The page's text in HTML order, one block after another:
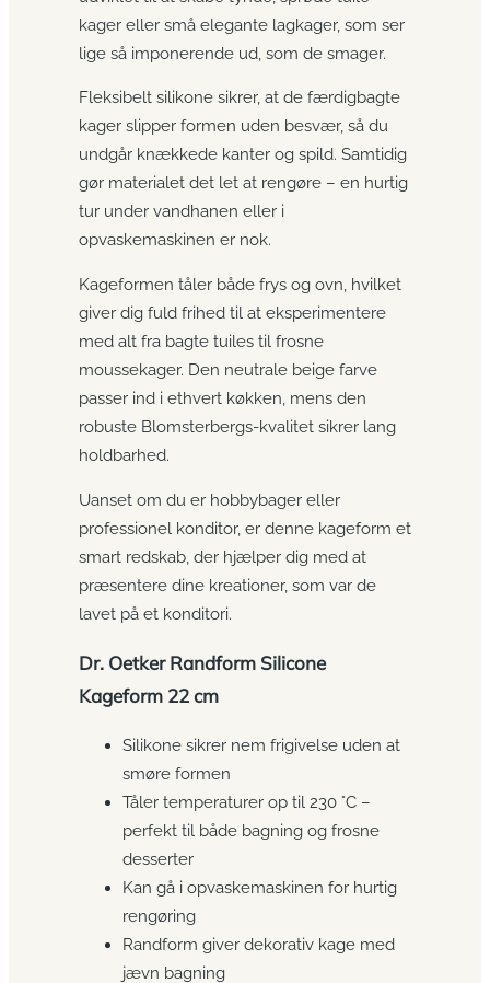
kager eller små elegante lagkager, som ser
lige så imponerende ud, som de smager.
Fleksibelt silikone sikrer, at de færdigbagte
kager slipper formen uden besvær, så du
undgår knækkede kanter og spild. Samtidig
gør materialet det let at rengøre – en hurtig
tur under vandhanen eller i
opvaskemaskinen er nok.
Kageformen tåler både frys og ovn, hvilket
giver dig fuld frihed til at eksperimentere
med alt fra bagte tuiles til frosne
moussekager. Den neutrale beige farve
passer ind i ethvert køkken, mens den
robuste Blomsterbergs-kvalitet sikrer lang
holdbarhed.
Uanset om du er hobbybager eller
professionel konditor, er denne kageform et
smart redskab, der hjælper dig med at
præsentere dine kreationer, som var de
lavet på et konditori.
Dr. Oetker Randform Silicone
Kageform 22 cm
Silikone sikrer nem frigivelse uden at
smøre formen
Tåler temperaturer op til 230 °C –
perfekt til både bagning og frosne
desserter
Kan gå i opvaskemaskinen for hurtig
rengøring
Randform giver dekorativ kage med
jævn bagning